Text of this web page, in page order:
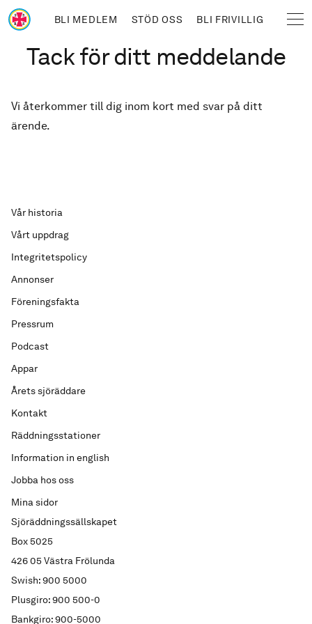
Hoppa till huvudinnehåll
BLI MEDLEM STÖD OSS BLI FRIVILLIG
LänkstigTack för ditt meddelande
Vi återkommer till dig inom kort med svar på ditt
ärende.
Sjöräddningssällskapet
Box 5025
426 05 Västra Frölunda
Swish: 900 5000
Plusgiro: 900 500-0
Bankgiro: 900-5000
Vår historia
Vårt uppdrag
Integritetspolicy
Annonser
Föreningsfakta
Pressrum
Podcast
Appar
Årets sjöräddare
Kontakt
Räddningsstationer
Information in english
Jobba hos oss
Mina sidor